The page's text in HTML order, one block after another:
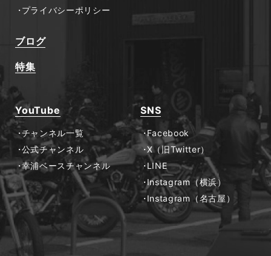
プライバシーポリシー
ブログ
特集
YouTube
チャンネル一覧
公式チャンネル
幸浦ベースチャンネル
SNS
Facebook
X（旧Twitter）
LINE
Instagram（横浜）
Instagram（名古屋）